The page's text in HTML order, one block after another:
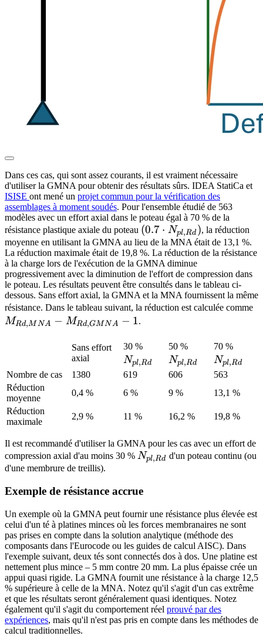
Dans ces cas, qui sont assez courants, il est vraiment nécessaire
d'utiliser la GMNA pour obtenir des résultats sûrs. IDEA StatiCa et
ISISE ont mené un projet commun pour la vérification des
assemblages à moment soudés. Pour l'ensemble étudié de 563
modèles avec un effort axial dans le poteau égal à 70 % de la
résistance plastique axiale du poteau (0.7\cdot
N_{pl,Rd})
(0.7 ⋅ Npl,Rd ), la réduction
moyenne en utilisant la GMNA au lieu de la MNA était de 13,1 %.
La réduction maximale était de 19,8 %. La réduction de la résistance
à la charge lors de l'exécution de la GMNA diminue
progressivement avec la diminution de l'effort de compression dans
le poteau. Les résultats peuvent être consultés dans le tableau ci-
dessous. Sans effort axial, la GMNA et la MNA fournissent la même
résistance. Dans le tableau suivant, la réduction est calculée comme
MRd,M NA − MRd,GMNA − 1.
Sans effort
axial
30 % N_{pl,Rd}
Npl,Rd
50 % N_{pl,Rd}
Npl,Rd
70 %
Npl,Rd
Nombre de cas 1380 619 606
563
Réduction
moyenne
0,4 % 6 % 9 %
13,1 %
Réduction
maximale
2,9 % 11 % 16,2 % 19,8 %
Il est recommandé d'utiliser la GMNA pour les cas avec un effort de
compression axial d'au moins 30 % N_{pl,Rd}
Npl,Rd d'un poteau continu (ou
d'une membrure de treillis).
Exemple de résistance accrue
Un exemple où la GMNA peut fournir une résistance plus élevée est
celui d'un té à platines minces où les forces membranaires ne sont
pas prises en compte dans la solution analytique (méthode des
composants dans l'Eurocode ou les guides de calcul AISC). Dans
l'exemple suivant, deux tés sont connectés dos à dos. Une platine est
nettement plus mince – 5 mm contre 20 mm. La plus épaisse crée un
appui quasi rigide. La GMNA fournit une résistance à la charge 12,5
% supérieure à celle de la MNA. Notez qu'il s'agit d'un cas extrême
et que les résultats seront généralement quasi identiques. Notez
également qu'il s'agit du comportement réel prouvé par des
expériences, mais qu'il n'est pas pris en compte dans les méthodes de
calcul traditionnelles.